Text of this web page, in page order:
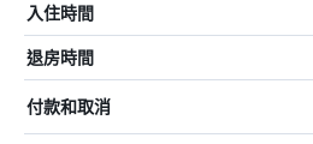
入住時間
退房時間
付款和取消